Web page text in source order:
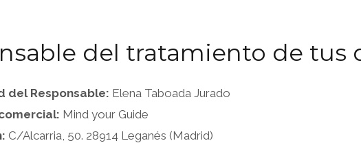
del tratamiento de tus
del Responsable: Elena Taboada Jurado
Mind your Guide
C/Alcarria, 50. 28914 Leganés (Madrid)